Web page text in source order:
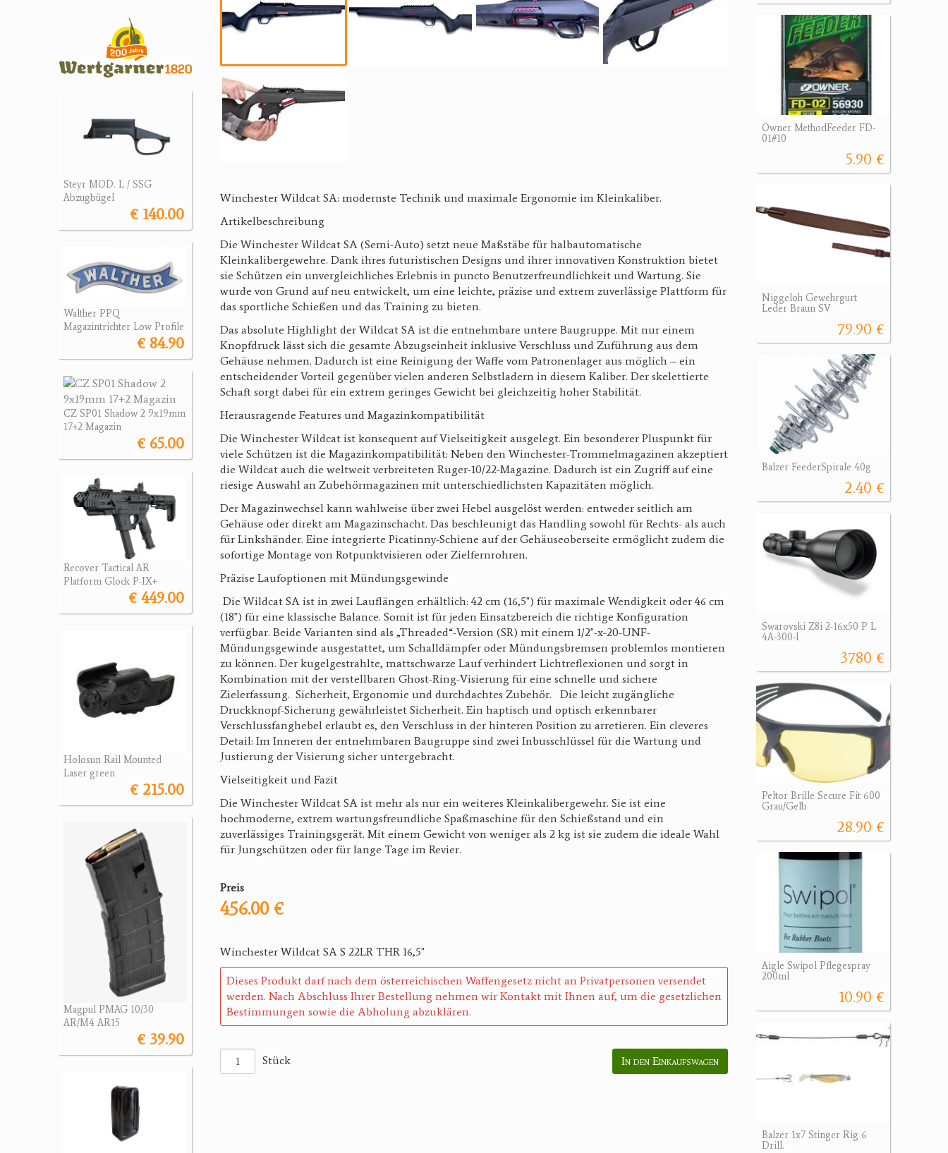
Steyr MOD. L / SSG
Abzugbügel
€ 140.00
Walther PPQ
Magazintrichter Low Profile
€ 84.90
CZ SP01 Shadow 2 9x19mm
17+2 Magazin
€ 65.00
Recover Tactical AR
Platform Glock P-IX+
€ 449.00
Holosun Rail Mounted
Laser green
€ 215.00
Magpul PMAG 10/30
AR/M4 AR15
€ 39.90
Winchester Wildcat SA: modernste Technik und maximale Ergonomie im Kleinkaliber.
Artikelbeschreibung
Die Winchester Wildcat SA (Semi-Auto) setzt neue Maßstäbe für halbautomatische
Kleinkalibergewehre. Dank ihres futuristischen Designs und ihrer innovativen Konstruktion bietet
sie Schützen ein unvergleichliches Erlebnis in puncto Benutzerfreundlichkeit und Wartung. Sie
wurde von Grund auf neu entwickelt, um eine leichte, präzise und extrem zuverlässige Plattform für
das sportliche Schießen und das Training zu bieten.
Das absolute Highlight der Wildcat SA ist die entnehmbare untere Baugruppe. Mit nur einem
Knopfdruck lässt sich die gesamte Abzugseinheit inklusive Verschluss und Zuführung aus dem
Gehäuse nehmen. Dadurch ist eine Reinigung der Waffe vom Patronenlager aus möglich – ein
entscheidender Vorteil gegenüber vielen anderen Selbstladern in diesem Kaliber. Der skelettierte
Schaft sorgt dabei für ein extrem geringes Gewicht bei gleichzeitig hoher Stabilität.
Herausragende Features und Magazinkompatibilität
Die Winchester Wildcat ist konsequent auf Vielseitigkeit ausgelegt. Ein besonderer Pluspunkt für
viele Schützen ist die Magazinkompatibilität: Neben den Winchester-Trommelmagazinen akzeptiert
die Wildcat auch die weltweit verbreiteten Ruger-10/22-Magazine. Dadurch ist ein Zugriff auf eine
riesige Auswahl an Zubehörmagazinen mit unterschiedlichsten Kapazitäten möglich.
Der Magazinwechsel kann wahlweise über zwei Hebel ausgelöst werden: entweder seitlich am
Gehäuse oder direkt am Magazinschacht. Das beschleunigt das Handling sowohl für Rechts- als auch
für Linkshänder. Eine integrierte Picatinny-Schiene auf der Gehäuseoberseite ermöglicht zudem die
sofortige Montage von Rotpunktvisieren oder Zielfernrohren.
Präzise Laufoptionen mit Mündungsgewinde
Die Wildcat SA ist in zwei Lauflängen erhältlich: 42 cm (16,5") für maximale Wendigkeit oder 46 cm
(18") für eine klassische Balance. Somit ist für jeden Einsatzbereich die richtige Konfiguration
verfügbar. Beide Varianten sind als „Threaded“-Version (SR) mit einem 1/2"-x-20-UNF-
Mündungsgewinde ausgestattet, um Schalldämpfer oder Mündungsbremsen problemlos montieren
zu können. Der kugelgestrahlte, mattschwarze Lauf verhindert Lichtreflexionen und sorgt in
Kombination mit der verstellbaren Ghost-Ring-Visierung für eine schnelle und sichere
Zielerfassung. Sicherheit, Ergonomie und durchdachtes Zubehör. Die leicht zugängliche
Druckknopf-Sicherung gewährleistet Sicherheit. Ein haptisch und optisch erkennbarer
Verschlussfanghebel erlaubt es, den Verschluss in der hinteren Position zu arretieren. Ein cleveres
Detail: Im Inneren der entnehmbaren Baugruppe sind zwei Inbusschlüssel für die Wartung und
Justierung der Visierung sicher untergebracht.
Vielseitigkeit und Fazit
Die Winchester Wildcat SA ist mehr als nur ein weiteres Kleinkalibergewehr. Sie ist eine
hochmoderne, extrem wartungsfreundliche Spaßmaschine für den Schießstand und ein
zuverlässiges Trainingsgerät. Mit einem Gewicht von weniger als 2 kg ist sie zudem die ideale Wahl
für Jungschützen oder für lange Tage im Revier.
Preis
456.00 €
Winchester Wildcat SA S 22LR THR 16,5"
Dieses Produkt darf nach dem österreichischen Waffengesetz nicht an Privatpersonen versendet
werden. Nach Abschluss Ihrer Bestellung nehmen wir Kontakt mit Ihnen auf, um die gesetzlichen
Bestimmungen sowie die Abholung abzuklären.
Stück In den Einkaufswagen
Owner MethodFeeder FD-
01#10
5.90 €
Niggeloh Gewehrgurt
Leder Braun SV
79.90 €
Balzer FeederSpirale 40g
2.40 €
Swarovski Z8i 2-16x50 P L
4A-300-I
3780 €
Peltor Brille Secure Fit 600
Grau/Gelb
28.90 €
Aigle Swipol Pflegespray
200ml
10.90 €
Balzer 1x7 Stinger Rig 6
Drill.